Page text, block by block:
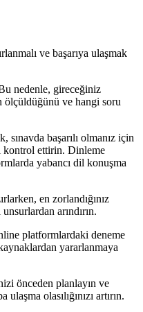
ve başarıya ulaşmak
nedenle, gireceğiniz
ölçüldüğünü ve hangi soru
başarılı olmanız için
kontrol ettirin. Dinleme
yabancı dil konuşma
en zorlandığınız
arındırın.
platformlardaki deneme
yararlanmaya
önceden planlayın ve
olasılığınızı artırın.